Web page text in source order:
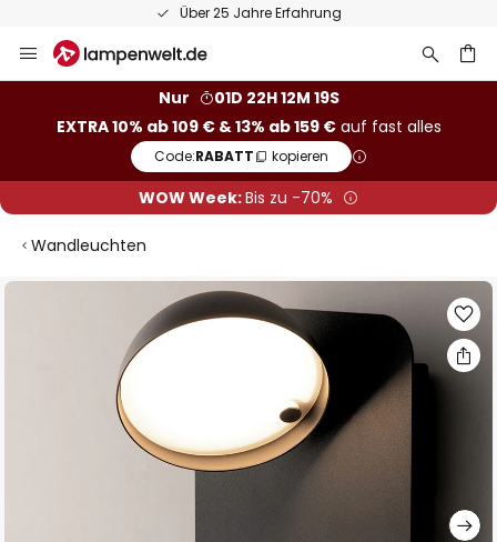
Über 25 Jahre Erfahrung
Inhalt
Nur
01D 22H 12M 18S
EXTRA 10% ab 109 € & 13% ab 159 €auf fast alles
Code:RABATT kopieren
WOW Week:Bis zu -70%
Wandleuchten
Zum